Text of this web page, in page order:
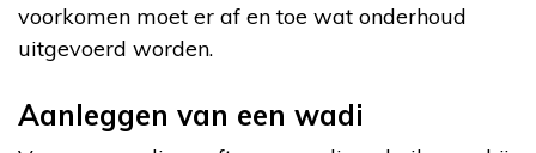
voorkomen moet er af en toe wat onderhoud
uitgevoerd worden.
Aanleggen van een wadi